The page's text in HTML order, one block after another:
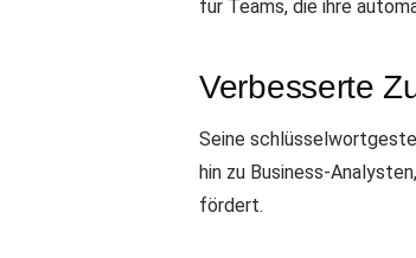
für Teams, die ihre
Verbesserte
Seine
hin zu Business-
fördert.